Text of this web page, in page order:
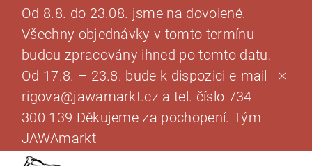
Od 8.8. do 23.08. jsme na dovolené.
Všechny objednávky v tomto termínu
budou zpracovány ihned po tomto datu.
Od 17.8. – 23.8. bude k dispozici e-mail
rigova@jawamarkt.cz a tel. číslo 734
300 139 Děkujeme za pochopení. Tým
JAWAmarkt